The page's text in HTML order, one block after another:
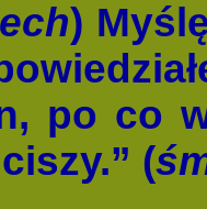
)
po co
(